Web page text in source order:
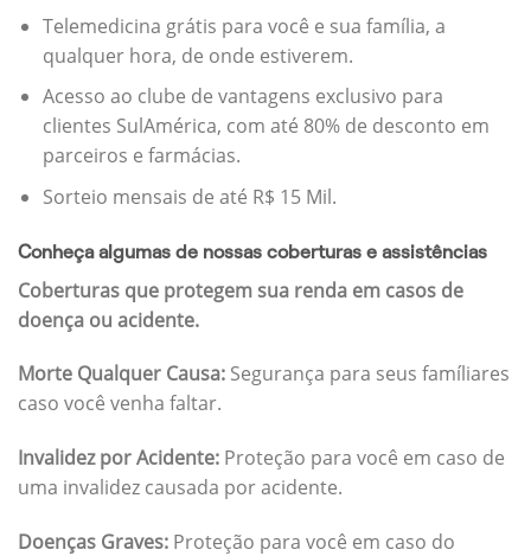
Telemedicina grátis para você e sua família, a
qualquer hora, de onde estiverem.
Acesso ao clube de vantagens exclusivo para
clientes SulAmérica, com até 80% de desconto em
parceiros e farmácias.
Sorteio mensais de até R$ 15 Mil.
Conheça algumas de nossas coberturas e assistências
Coberturas que protegem sua renda em casos de
doença ou acidente.
Morte Qualquer Causa: Segurança para seus famíliares
caso você venha faltar.
Invalidez por Acidente: Proteção para você em caso de
uma invalidez causada por acidente.
Doenças Graves: Proteção para você em caso do